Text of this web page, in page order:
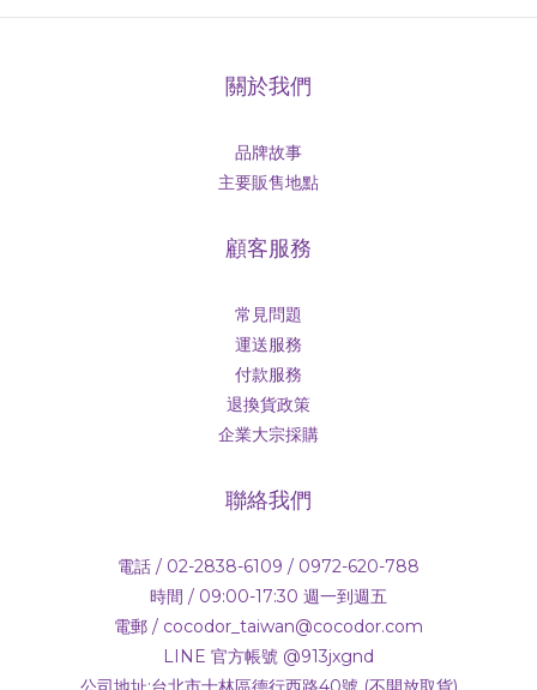
關於我們
品牌故事
主要販售地點
顧客服務
常見問題
運送服務
付款服務
退換貨政策
企業大宗採購
聯絡我們
電話 / 02-2838-6109 / 0972-620-788
時間 / 09:00-17:30 週一到週五
電郵 / cocodor_taiwan@cocodor.com
LINE 官方帳號 @913jxgnd